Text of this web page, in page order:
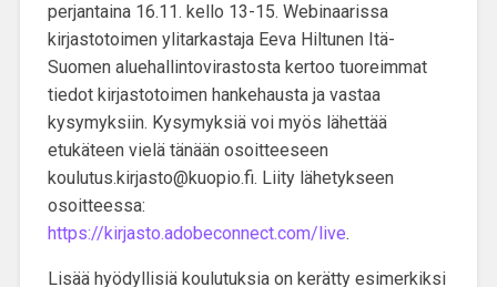
perjantaina 16.11. kello 13-15. Webinaarissa
kirjastotoimen ylitarkastaja Eeva HiltunenItä-
Suomen aluehallintovirastosta kertoo tuoreimmat
tiedot kirjastotoimen hankehausta ja vastaa
kysymyksiin. Kysymyksiä voi myös lähettää
etukäteen vielä tänäänosoitteeseen
koulutus.kirjasto@kuopio.fi. Liity lähetykseen
osoitteessa:
https://kirjasto.adobeconnect.com/live.
Lisää hyödyllisiä koulutuksia on kerätty esimerkiksi